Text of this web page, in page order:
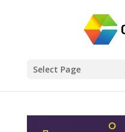
Select Page